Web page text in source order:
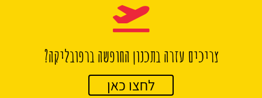
צריכים עזרה בתכנון החופשה ברפובליקה?
לחצו כאן